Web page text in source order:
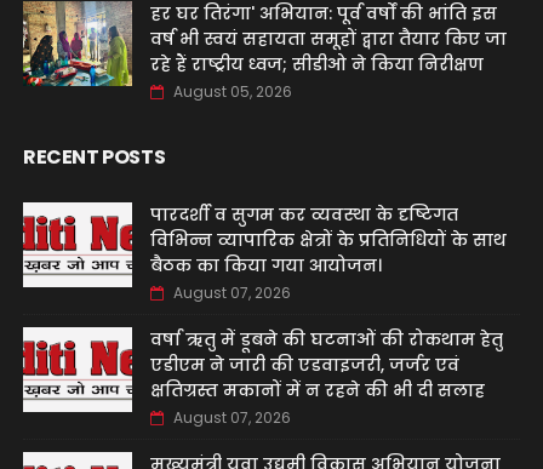
हर घर तिरंगा' अभियान: पूर्व वर्षों की भांति इस
वर्ष भी स्वयं सहायता समूहों द्वारा तैयार किए जा
रहे हैं राष्ट्रीय ध्वज; सीडीओ ने किया निरीक्षण
August 05, 2026
RECENT POSTS
पारदर्शी व सुगम कर व्यवस्था के दृष्टिगत
विभिन्न व्यापारिक क्षेत्रों के प्रतिनिधियों के साथ
बैठक का किया गया आयोजन।
August 07, 2026
वर्षा ऋतु में डूबने की घटनाओं की रोकथाम हेतु
एडीएम ने जारी की एडवाइजरी, जर्जर एवं
क्षतिग्रस्त मकानों में न रहने की भी दी सलाह
August 07, 2026
मुख्यमंत्री युवा उद्यमी विकास अभियान योजना